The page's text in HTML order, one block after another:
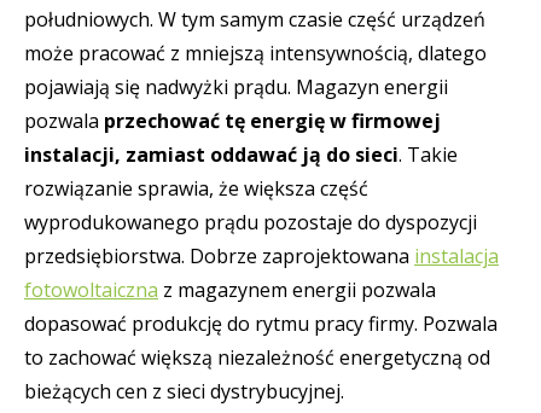
południowych. W tym samym czasie część urządzeń
może pracować z mniejszą intensywnością, dlatego
pojawiają się nadwyżki prądu. Magazyn energii
pozwala przechować tę energię w firmowej
instalacji, zamiast oddawać ją do sieci. Takie
rozwiązanie sprawia, że większa część
wyprodukowanego prądu pozostaje do dyspozycji
przedsiębiorstwa. Dobrze zaprojektowana instalacja
fotowoltaiczna z magazynem energii pozwala
dopasować produkcję do rytmu pracy firmy. Pozwala
to zachować większą niezależność energetyczną od
bieżących cen z sieci dystrybucyjnej.